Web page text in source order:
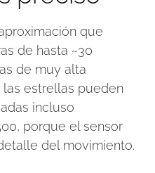
que
de hasta ~30
de muy alta
las estrellas pueden
incluso
porque el sensor
del movimiento.